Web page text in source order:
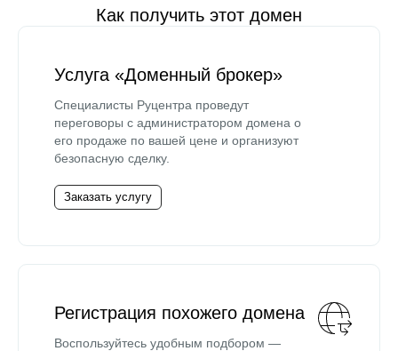
Как получить этот домен
Услуга «Доменный брокер»
Специалисты Руцентра проведут
переговоры с администратором домена о
его продаже по вашей цене и организуют
безопасную сделку.
Заказать услугу
Регистрация похожего домена
Воспользуйтесь удобным подбором —